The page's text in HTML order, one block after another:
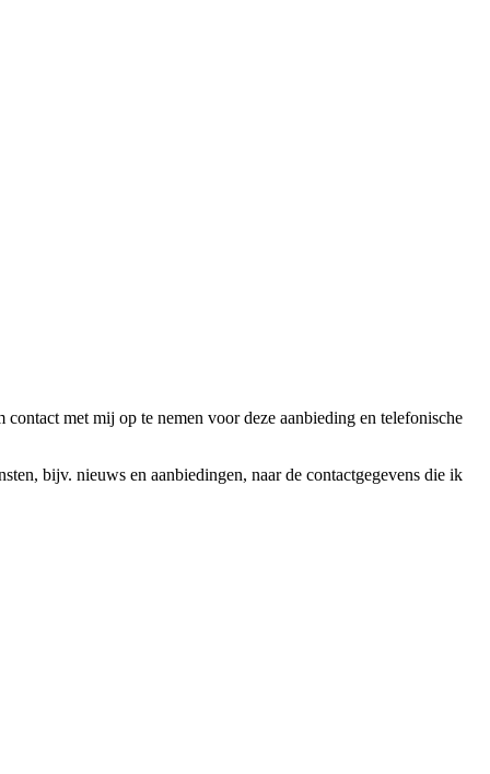
met mij op te nemen voor deze aanbieding en telefonische
bijv. nieuws en aanbiedingen, naar de contactgegevens die ik